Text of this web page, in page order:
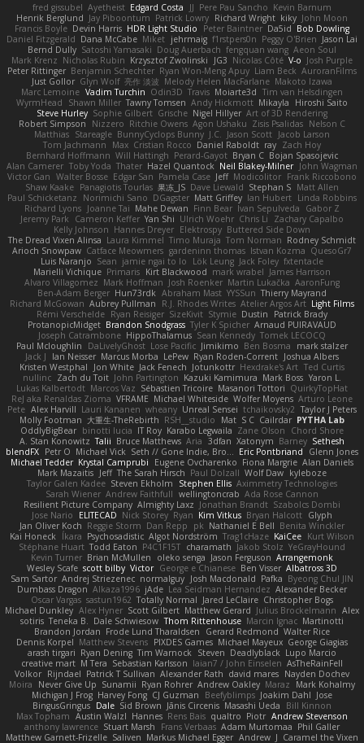
fred gissubel Ayetheist Edgard Costa JJ Pere Pau Sancho Kevin Barnum
Henrik Berglund Jay Piboontum Patrick Lowry Richard Wright kiky John Moon
Francis Boyle Devin Harris HDR Light Studio Peter Baintner Da5id Bob Dowling
Daniel Fitzgerald Dana McCabe Miket jehrmaig f1rstpers0n Peggy O'Brien Jason Lai
Bernd Dully Satoshi Yamasaki Doug Auerbach fengquan wang Aeon Soul
Mark Krenz Nicholas Rubin Krzysztof Zwolinski JG3 Nicolas Côté V-o Josh Purple
Peter Rittinger Benjamin Schechter Ryan Won-Meng Apuy Liam Beck AuroranFilms
Just Gollor Glyn Wolf 亮作 淡波 Melody Helen MacFarlane Makoto Izawa
Marc Lemoine Vadim Turchin Odin3D Travis Moiarte3d Tim van Helsdingen
WyrmHead
Shawn Miller Tawny Tomsen Andy Hickmott Mikayla
Hiroshi Saito
Steve Hurley Sophie Gilbert Grische Nigel Hillyer Art of 3D Rendering
Robert Simpson
Nizzero Ritchie Owens Agon Ushaku Zisis Psalidas Nelson C
Matthias Stareagle BunnyCyclops Bunny J.C. Jason Scott Jacob Larson
Tom Jachmann
Max Cristian Rocco Daniel Raboldt ray Zach Hoy
Bernhard Hoffmann Will Hattingh Perard-Gayot Bryan C Bojan Spasojevic
Alan Camerer Toby Yoda Thater Hazel Quantock Neil Blakey-Milner John Wagman
Victor Gan Walter Bosse Edgar San Pamela Case Jeff Modicolitor Frank Riccobono
Shaw Kaake Panagiotis Tourlas 果冻_JS Dave Liewald Stephan S Matt Allen
Paul Schicketanz
Norimichi Sano DGagster Matt Griffey Ian Hubert Linda Robbins
Richard Lyons Joanne Tai Mahe Dewan Finn Bear Ivan Sepulveda
Gabor Z
Jeremy Park
Cameron Keffer Yan Shi Ulrich Woehr Chris Li
Zachary Capalbo
Kelly Johnson Hannes Dreyer Elektrospy Buttered Side Down
The Dread Vixen Alinsa Laura Kimmel Timo Muraja Tom Norman Rodney Schmidt
Arioch Snowpaw Catface Meowmers gardeninn thomas Istvan Kozma QuesoGr7
Luis Naranjo Sean jamie ngai to lo Lök Leung Jack Foley fxtentacle
Marielli Vichique Primaris Kirt Blackwood mark wrabel James Harrison
Alvaro Villagomez Mark Hoffman Josh Roenker Martin Lukačka AaronFung
Ben-Adam Berger Hun73rdk Abraham Mast YYSSun Thierry Mayrand
Richard McGowan Aubrey Pullman R.J. Rhodes Writes Atelier Argos Art Light Films
Rémi Verschelde Ryan Reisiger SizeKivit Stymie Dustin
Patrick Brady
ProtanopicMidget Brandon Snodgrass Tyler K Spicher Arnaud PUIRAVAUD
Joseph Catrambone HippoThalamus Sean Kennedy Tomek LECOCQ
Paul Mcloughlin
DaLivelyGhost Lose Pacific Jimikimo Ben Bosma
mark stalzer
Jack J
Ian Neisser Marcus Morba LePew Ryan Roden-Corrent Joshua Albers
Kristen Westphal
Jon White Jack Fenech Jotunkottr Hexdrake's Art Ted Curtis
nullinc Zach du Toit John Partington Kazuki Kamimura Mark Boss Yaron L.
Lukas Kalbertodt Marcos Vaz Sébastien Tricoire Masanori Tottori QuirkyTopHat
ReJ aka Renaldas Zioma VFRAME Michael Whiteside Wolfer Moyens Arturo Leone
Pete Alex Harvill Lauri Kananen wheany Unreal Sensei tchaikovsky2 Taylor J Peters
Molly Footman 大重生-TheRebirth RSH__studio Mat S C Cailrdar PYTHA Lab
OddlyBigBear binotti lucia IT Roy Karabo Legwaila Zane Olson
Chord Shore
A. Stan Konowitz Talii Bruce Matthews Aria 3dfan Xatonym Barney Sethesh
blendFX Petr O Michael Vick Seth // Gone Indie, Bro... Eric Pontbriand
Glenn Jones
Michael Tedder Krystal Camprubi Eugene Ovcharenko Fiona Margrie Alan Daniels
Mark Mazaitis Jeff The Sarah Hirsch Paul Dolzall Wolf Daw kyleboze
Taylor Galen Kadee Steven Ekholm Stephen Ellis Aximmetry Technologies
Sarah Wiener Andrew Faithfull wellingtoncrab Ada Rose Cannon
Resilient Picture Company Almighty Laxz Jonathan Brandt Szabolcs Dombi
Jose Nario
ELITECAD Nick Storey Ryan Kim Vitkus Bryan Halcott Glyph
Jan Oliver Koch Reggie Storm Dan Repp pk Nathaniel E Bell Benita Winckler
Kai Honeck
Íkara Psychosadistic Algot Nordström Trag1cHaze KaiCee Kurt Wilson
Stéphane Huart Todd Eaton P4C1F15T charamath Jakob Stolz YeGrayHound
Kevin Turner Brian McMullen oleko senga Jason Ferguson Arrangemonk
Wesley Scafe scott bilby Victor George e Chianese Ben Visser Albatross 3D
Sam Sartor Andrej Striezenec normalguy Josh Macdonald Pafka Byeong Chul JIN
Dumbass Dragon Alkaza1996 jAde Lea Seidman Hernandez Alexander Becker
Oscar Vargas sastun1962 Totally Normal Jared LeClaire Christopher Bogs
Michael Dunkley Alex Hyner Scott Gilbert Matthew Gerard Julius Brockelmann Alex
sotiris Teneka B. Dale Schwiesow Thom Rittenhouse Marcin Ignac Martinotti
Brandon Jordan Frode Lund Tharaldsen Gerard Redmond Walter Rice
Dennis Korpel Matthew Stevens PIXDES Games Michael Mayeux George Giagias
arash tirgari Ryan Dening Tim Warnock Steven Deadlyblack Lupo Marcio
creative mart M Tera Sebastian Karlsson Iaian7 / John Einselen AsTheRainFell
Volkor Rijndael Patrick T Sullivan Alexander Rath david mares Nayden Dochev
Moira
Never Give Up Sunamii Ryan Rohrer Andrew Oakley Maraz
Mark Kohalmy
Michigan J Frog Harvey Fong CJ Guzman Beefyblimps Joakim Dahl Jose
BingusGringus Dale Sid Brown Jānis Circenis Masashi Ueda
Bill Kinnon
Max Topham Austin Walzl Hannes Rens Bais qualtro Piotr Andrew Stevenson
anthony lawrence Stuart Marsh Frans Verbaas Adam Murtomaa Phil Galler
Matthew Garnett-Frizelle Saliven Markus Michael Egger Andrew J Caramel the Vixen